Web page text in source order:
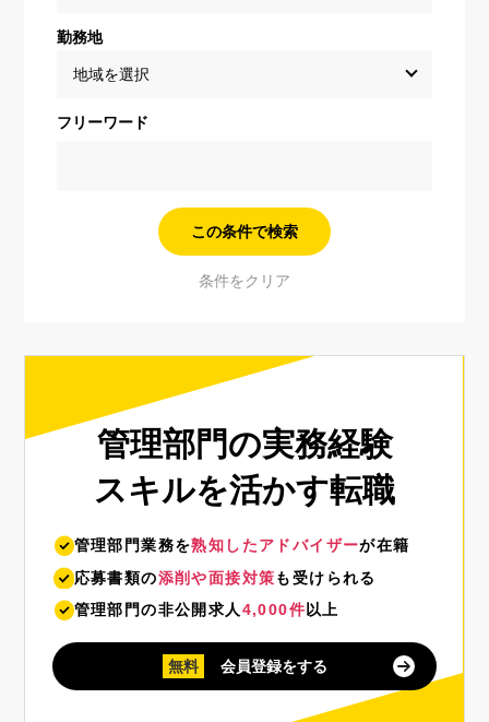
勤務地
フリーワード
管理部門の実務経験
スキルを活かす転職
管理部門業務を熟知したアドバイザーが在籍
応募書類の添削や面接対策も受けられる
管理部門の非公開求人 4,000件 以上
無料 会員登録をする